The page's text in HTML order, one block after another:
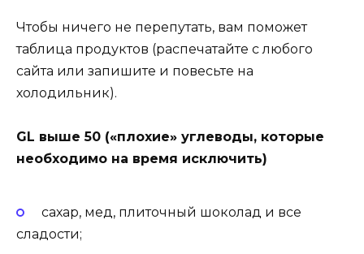
Чтобы ничего не перепутать, вам поможет
таблица продуктов (распечатайте с любого
сайта или запишите и повесьте на
холодильник).
GL выше 50 («плохие» углеводы, которые
необходимо на время исключить)
сахар, мед, плиточный шоколад и все
сладости;